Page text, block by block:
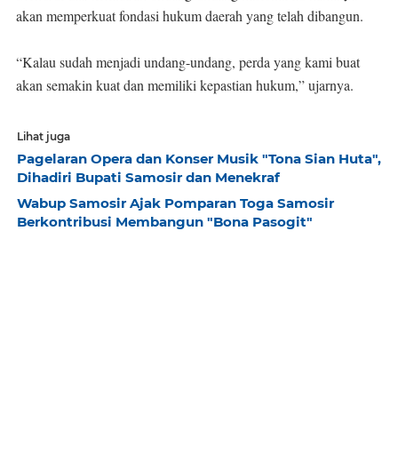
akan memperkuat fondasi hukum daerah yang telah dibangun.
“Kalau sudah menjadi undang-undang, perda yang kami buat
akan semakin kuat dan memiliki kepastian hukum,” ujarnya.
Lihat juga
Pagelaran Opera dan Konser Musik "Tona Sian Huta",
Dihadiri Bupati Samosir dan Menekraf
Wabup Samosir Ajak Pomparan Toga Samosir
Berkontribusi Membangun "Bona Pasogit"